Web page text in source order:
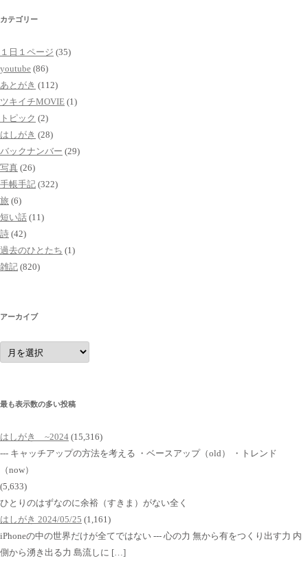
カテゴリー
１日１ページ (35)
youtube (86)
あとがき (112)
ツキイチMOVIE (1)
トピック (2)
はしがき (28)
バックナンバー (29)
写真 (26)
手帳手記 (322)
旅 (6)
短い話 (11)
詩 (42)
過去のひとたち (1)
雑記 (820)
アーカイブ
ア
イ
ブ
最も表示数の多い投稿
はしがき ~2024 (15,316)
--- キャッチアップの方法を考える ・ベースアップ（old） ・トレンド
（now）
(5,633)
ひとりのはずなのに余裕（すきま）がない全く
はしがき 2024/05/25 (1,161)
iPhoneの中の世界だけが全てではない --- 心の力 無から有をつくり出す力 内
側から湧き出る力 島流しに […]